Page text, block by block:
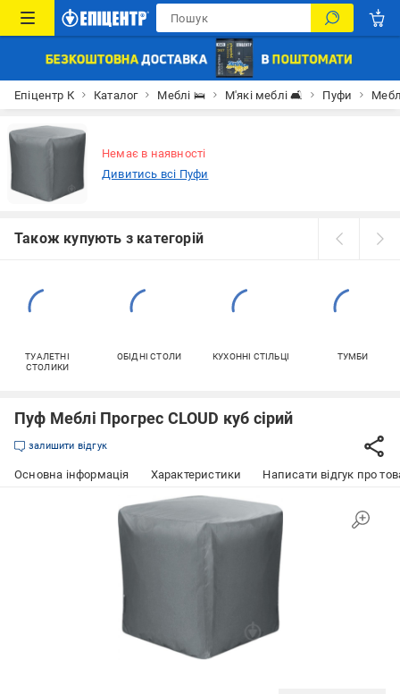
Епіцентр К Каталог Меблі 🛌 М'які меблі 🛋 Пуфи
Немає в наявності
Дивитись всі Пуфи
Також купують з категорій
ТУАЛЕТНІ
СТОЛИКИ
ОБІДНІ СТОЛИ КУХОННІ СТІЛЬЦІ ТУМБИ
Пуф Меблі Прогрес CLOUD куб сірий
залишити відгук
Основна інформація Характеристики Написати відгук про